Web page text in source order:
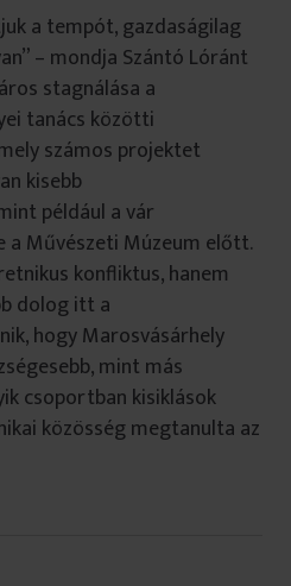
a tempót, gazdaságilag
– mondja Szántó Lóránt
stagnálása a
tanács közötti
számos projektet
kisebb
például a vár
a Művészeti Múzeum előtt.
konfliktus, hanem
dolog itt a
hogy Marosvásárhely
mint más
csoportban kisiklások
közösség megtanulta az